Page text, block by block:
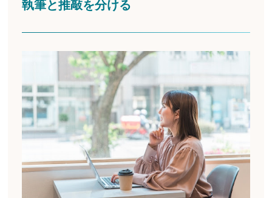
執筆と推敲を分ける